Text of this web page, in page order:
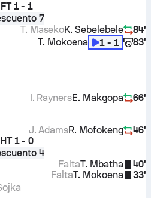
FT 1 - 1
7
84'
K. Sebelebele
T. Maseko
83'
1 - 1
T. Mokoena
66'
E. Makgopa
I. Rayners
46'
R. Mofokeng
J. Adams
HT 1 - 0
4
40'
T. Mbatha
Falta
33'
T. Mokoena
Falta